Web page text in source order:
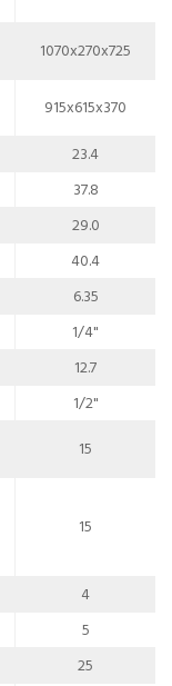
1070x270x725
915x615x370
23.4
37.8
29.0
40.4
6.35
1/4"
12.7
1/2"
15
15
4
5
25